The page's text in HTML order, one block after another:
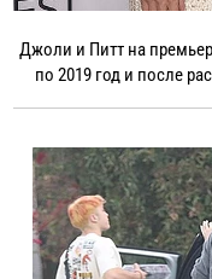
Джоли и Питт на
по 2019 год и после